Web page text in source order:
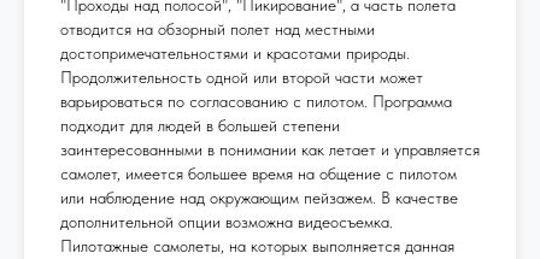
"Проходы над полосой", "Пикирование", а часть полета
отводится на обзорный полет над местными
достопримечательностями и красотами природы.
Продолжительность одной или второй части может
варьироваться по согласованию с пилотом. Программа
подходит для людей в большей степени
заинтересованными в понимании как летает и управляется
самолет, имеется большее время на общение с пилотом
или наблюдение над окружающим пейзажем. В качестве
дополнительной опции возможна видеосъемка.
Пилотажные самолеты, на которых выполняется данная